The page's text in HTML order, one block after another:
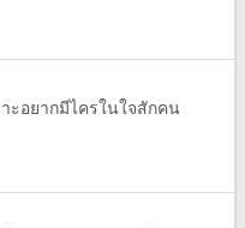
ะอยากมีไครในใจสักคน